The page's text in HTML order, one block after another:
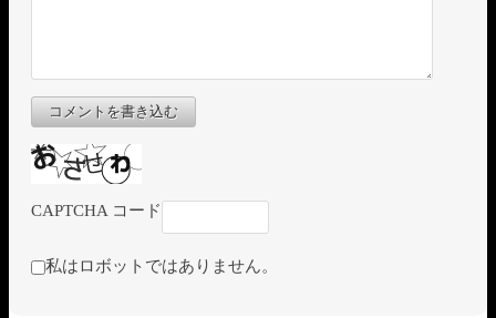
コメントを書き込む
CAPTCHA コード
私はロボットではありません。